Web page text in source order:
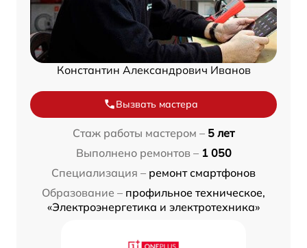
Константин Александрович Иванов
Вызвать мастера
Стаж работы мастером – 5 лет
Выполнено ремонтов – 1 050
Специализация – ремонт смартфонов
Образование – профильное техническое,
«Электроэнергетика и электротехника»